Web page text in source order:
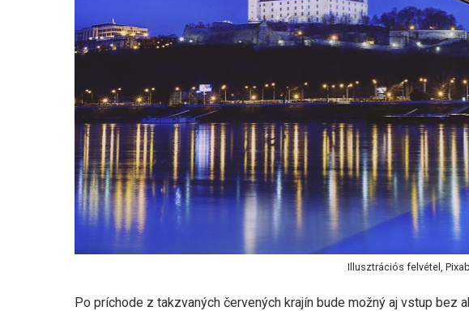
Illusztrációs felvétel,
Po príchode z takzvaných červených krajín bude možný aj vstup bez